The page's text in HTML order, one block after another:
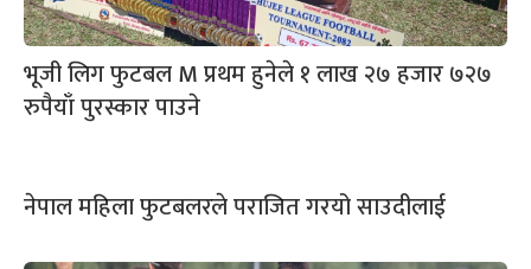
भूजी लिग फुटबल M प्रथम हुनेले १ लाख २७ हजार ७२७
रुपैयाँ पुरस्कार पाउने
नेपाल महिला फुटबलरले पराजित गरयो साउदीलाई